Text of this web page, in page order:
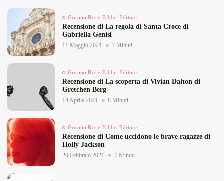
Gruppo Rcs e Fabbri Editore
Recensione di La regola di Santa Croce di
Gabriella Genisi
11 Maggio 2021 7 Minuti
Gruppo Rcs e Fabbri Editore
Recensione di La scoperta di Vivian Dalton di
Gretchen Berg
14 Aprile 2021 8 Minuti
Gruppo Rcs e Fabbri Editore
Recensione di Come uccidono le brave ragazze di
Holly Jackson
20 Febbraio 2021 7 Minuti